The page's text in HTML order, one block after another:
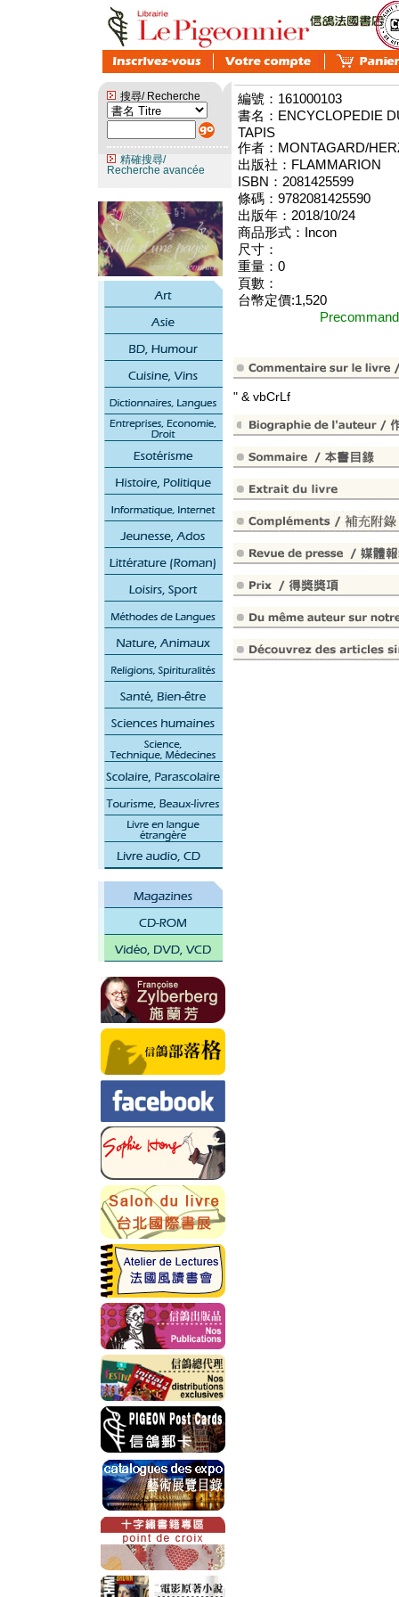
搜尋/ Recherche
精確搜尋/
Recherche avancée
編號：161000103
書名：ENCYCLOPEDIE
TAPIS
作者：MONTAGARD/
出版社：FLAMMARION
ISBN：2081425599
條碼：9782081425590
出版年：2018/10/24
商品形式：Incon
尺寸：
重量：0
頁數：
台幣定價:1,520
" & vbCrLf